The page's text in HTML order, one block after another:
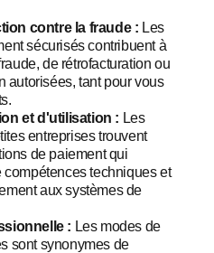
contre la fraude : Les
sécurisés contribuent à
de rétrofacturation ou
autorisées, tant pour vous
et d'utilisation : Les
entreprises trouvent
de paiement qui
compétences techniques et
aux systèmes de
: Les modes de
sont synonymes de